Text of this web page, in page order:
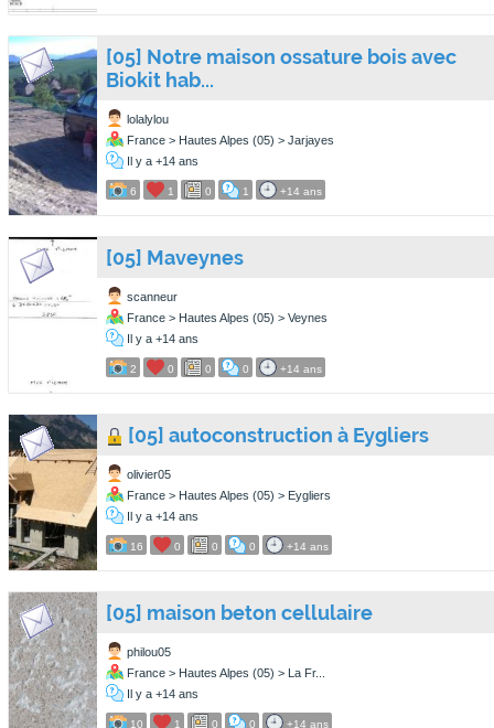
[05] Notre maison ossature bois avec
Biokit hab...
lolalylou
France > Hautes Alpes (05) > Jarjayes
Il y a +14 ans
6 1 0 1 +14 ans
[05] Maveynes
scanneur
France > Hautes Alpes (05) > Veynes
Il y a +14 ans
2 0 0 0 +14 ans
[05] autoconstruction à Eygliers
olivier05
France > Hautes Alpes (05) > Eygliers
Il y a +14 ans
16 0 0 0 +14 ans
[05] maison beton cellulaire
philou05
France > Hautes Alpes (05) > La Fr...
Il y a +14 ans
10 1 0 0 +14 ans